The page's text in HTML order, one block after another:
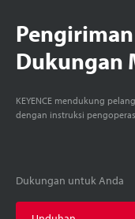
Dukungan
KEYENCE mendukung
dengan instruksi
Dukungan untuk Anda